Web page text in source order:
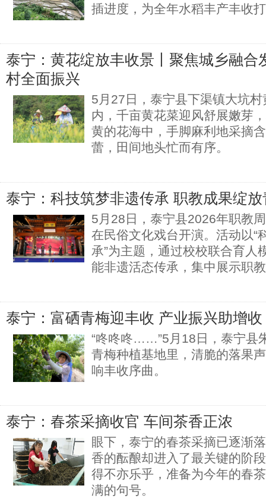
插进度，为全年水稻丰产丰收
泰宁：黄花绽放丰收景丨聚焦城乡融合
村全面振兴
5月27日，泰宁县下渠镇大坑
内，千亩黄花菜迎风舒展嫩芽
黄的花海中，手脚麻利地采摘
蕾，田间地头忙而有序。
泰宁：科技筑梦非遗传承 职教成果绽
5月28日，泰宁县2026年职教
在民俗文化戏台开演。活动以“
承”为主题，通过校校联合育人
能非遗活态传承，集中展示职
泰宁：富硒青梅迎丰收 产业振兴助增收
“咚咚咚……”5月18日，泰宁县
青梅种植基地里，清脆的落果
响丰收序曲。
泰宁：春茶采摘收官 车间茶香正浓
眼下，泰宁的春茶采摘已逐渐
香的酝酿却进入了最关键的阶
得不亦乐乎，准备为今年的春
满的句号。